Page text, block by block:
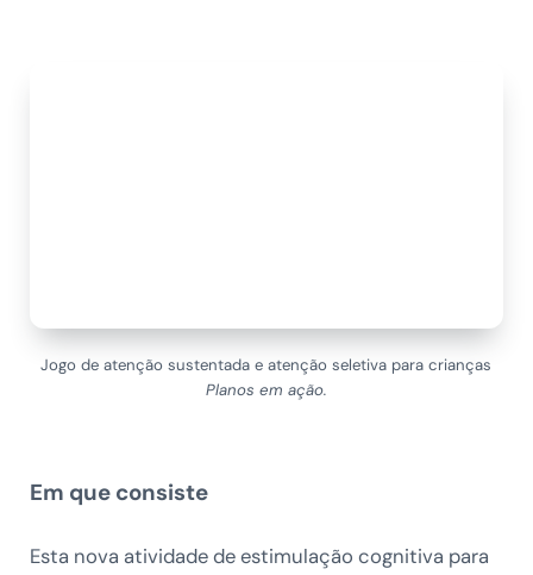
Jogo de atenção sustentada e atenção seletiva para crianças
Planos em ação.
Em que consiste
Esta nova atividade de estimulação cognitiva para